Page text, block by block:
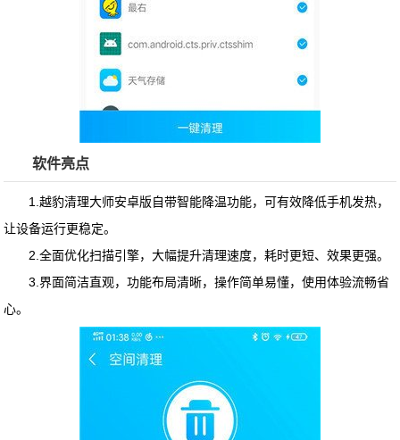
软件亮点
1.越豹清理大师安卓版自带智能降温功能，可有效降低手机发热，
让设备运行更稳定。
2.全面优化扫描引擎，大幅提升清理速度，耗时更短、效果更强。
3.界面简洁直观，功能布局清晰，操作简单易懂，使用体验流畅省
心。